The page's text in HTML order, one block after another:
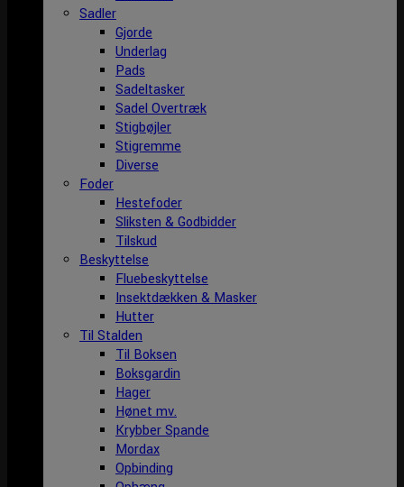
Sadler
Gjorde
Underlag
Pads
Sadeltasker
Sadel Overtræk
Stigbøjler
Stigremme
Diverse
Foder
Hestefoder
Sliksten & Godbidder
Tilskud
Beskyttelse
Fluebeskyttelse
Insektdækken & Masker
Hutter
Til Stalden
Til Boksen
Boksgardin
Hager
Hønet mv.
Krybber Spande
Mordax
Opbinding